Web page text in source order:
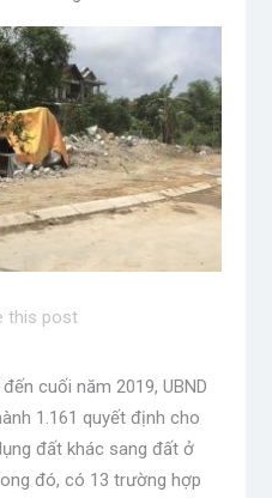
this post
cuối năm 2019, UBND
1.161 quyết định cho
đất khác sang đất ở
đó, có 13 trường hợp